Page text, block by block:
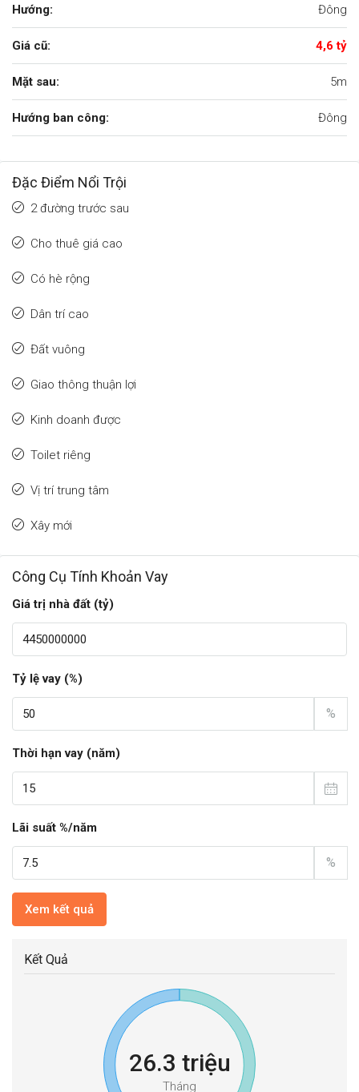
Hướng: Đông
Giá cũ: 4,6 tỷ
Mặt sau: 5m
Hướng ban công: Đông
Đặc Điểm Nổi Trội
2 đường trước sau
Cho thuê giá cao
Có hè rộng
Dân trí cao
Đất vuông
Giao thông thuận lợi
Kinh doanh được
Toilet riêng
Vị trí trung tâm
Xây mới
Công Cụ Tính Khoản Vay
Giá trị nhà đất (tỷ)
Tỷ lệ vay (%)
%
Thời hạn vay (năm)
Lãi suất %/năm
%
Xem kết quả
Kết Quả
26.3 triệu
Tháng